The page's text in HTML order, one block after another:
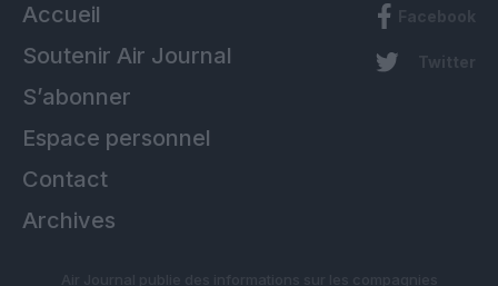
Accueil
Soutenir Air Journal
S’abonner
Espace personnel
Contact
Archives